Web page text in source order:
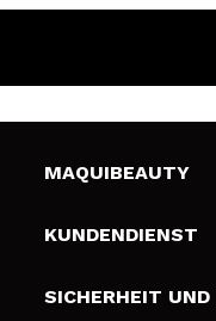
MAQUIBEAUTY
Über uns
Geschenkkarten
KUNDENDIENST
Liefer- und
SICHERHEIT UND